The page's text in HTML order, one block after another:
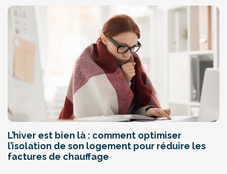
L’hiver est bien là : comment optimiser
l’isolation de son logement pour réduire les
factures de chauffage